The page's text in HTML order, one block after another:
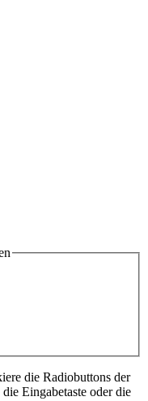
die Radiobuttons der
Eingabetaste oder die